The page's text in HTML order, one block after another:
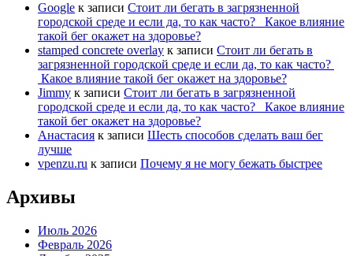
Google к записи Стоит ли бегать в загрязненной
городской среде и если да, то как часто? Какое влияние
такой бег окажет на здоровье?
stamped concrete overlay к записи Стоит ли бегать в
загрязненной городской среде и если да, то как часто?
Какое влияние такой бег окажет на здоровье?
Jimmy к записи Стоит ли бегать в загрязненной
городской среде и если да, то как часто? Какое влияние
такой бег окажет на здоровье?
Анастасия к записи Шесть способов сделать ваш бег
лучше
vpenzu.ru к записи Почему я не могу бежать быстрее
Архивы
Июль 2026
Февраль 2026